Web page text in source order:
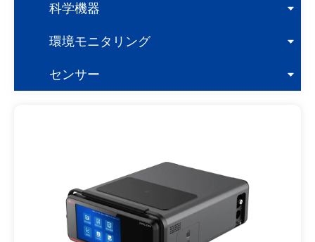
科学機器
環境モニタリング
センサー